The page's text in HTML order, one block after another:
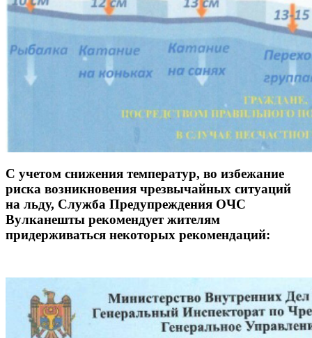
С учетом снижения температур, во избежание
риска возникновения чрезвычайных ситуаций
на льду, Служба Предупреждения ОЧС
Вулканешты рекомендует жителям
придерживаться некоторых рекомендаций: